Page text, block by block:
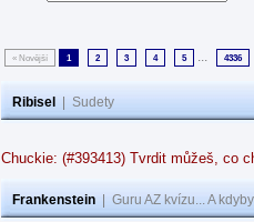
« Novější 1 2 3 4 5 ... 4336
Ribisel Sudety
Chuckie: (#393413) Tvrdit můžeš, co
Frankenstein Guru AZ kvízu... A